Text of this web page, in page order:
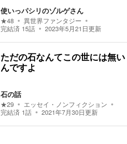
使いっパシリのゾルゲさん
★48
異世界ファンタジー
完結済 15話 2023年5月21日更新
ただの石なんてこの世には無い
んですよ
石の話
★29
エッセイ・ノンフィクション
完結済 1話 2021年7月30日更新